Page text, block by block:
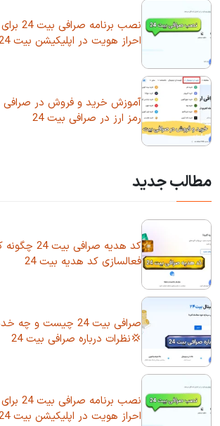
نصب
احراز هویت در اپلیکیشن بیت 24
رمز ارز در صرافی بیت 24
مطالب جدید
کد هدیه
فعالسازی کد هدیه بیت 24
صرافی بیت 24 چیست
💢نظرات درباره صرافی بیت 24
نصب
احراز هویت در اپلیکیشن بیت 24